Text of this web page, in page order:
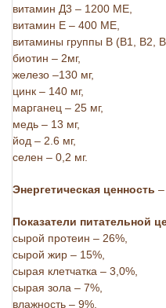
витамин Д3 – 1200 МЕ,
витамин Е – 400 МЕ,
витамины группы В (В1, В2,
биотин – 2мг,
железо –130 мг,
цинк – 140 мг,
марганец – 25 мг,
медь – 13 мг,
йод – 2.6 мг,
селен – 0,2 мг.
Энергетическая ценность –
Показатели питательной
сырой протеин – 26%,
сырой жир – 15%,
сырая клетчатка – 3,0%,
сырая зола – 7%,
влажность – 9%,